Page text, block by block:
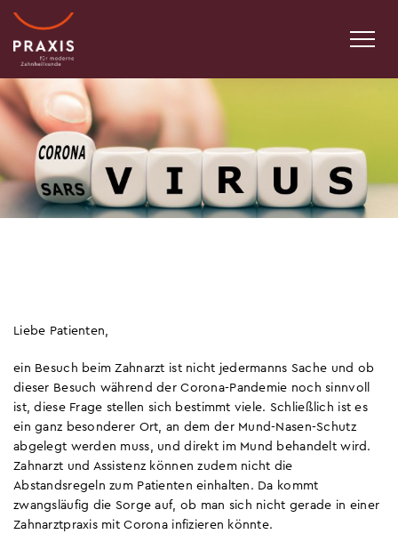
Liebe Patienten,
ein Besuch beim Zahnarzt ist nicht jedermanns Sache und ob
dieser Besuch während der Corona-Pandemie noch sinnvoll
ist, diese Frage stellen sich bestimmt viele. Schließlich ist es
ein ganz besonderer Ort, an dem der Mund-Nasen-Schutz
abgelegt werden muss, und direkt im Mund behandelt wird.
Zahnarzt und Assistenz können zudem nicht die
Abstandsregeln zum Patienten einhalten. Da kommt
zwangsläufig die Sorge auf, ob man sich nicht gerade in einer
Zahnarztpraxis mit Corona infizieren könnte.